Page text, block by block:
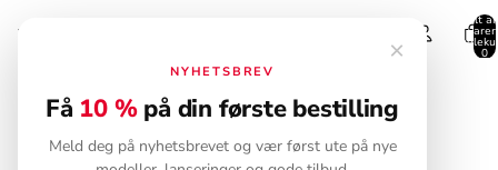
Totalt
varer
0
RETUR OG BYTTE
×
NYHETSBREV
Få 10 %på din første bestilling
Meld deg på nyhetsbrevet og vær først ute på nye